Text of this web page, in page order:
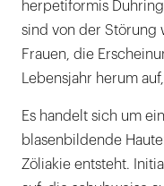
herpetiformis
sind von der Störung
Frauen, die
Lebensjahr herum
Es handelt sich um
blasenbildende
Zöliakie entsteht.